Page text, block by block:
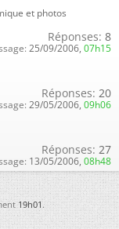
et photos
Réponses: 8
25/09/2006, 07h15
Réponses: 20
29/05/2006, 09h06
Réponses: 27
13/05/2006, 08h48
19h01.